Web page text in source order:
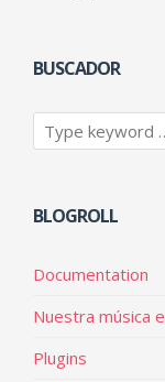
BUSCADOR
BLOGROLL
Documentation
Nuestra música
Plugins